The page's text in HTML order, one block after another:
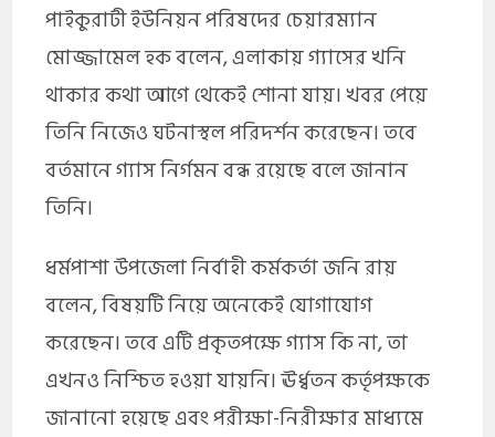
পাইকুরাটী ইউনিয়ন পরিষদের চেয়ারম্যান
মোজ্জামেল হক বলেন, এলাকায় গ্যাসের খনি
থাকার কথা আগে থেকেই শোনা যায়। খবর পেয়ে
তিনি নিজেও ঘটনাস্থল পরিদর্শন করেছেন। তবে
বর্তমানে গ্যাস নির্গমন বন্ধ রয়েছে বলে জানান
তিনি।
ধর্মপাশা উপজেলা নির্বাহী কর্মকর্তা জনি রায়
বলেন, বিষয়টি নিয়ে অনেকেই যোগাযোগ
করেছেন। তবে এটি প্রকৃতপক্ষে গ্যাস কি না, তা
এখনও নিশ্চিত হওয়া যায়নি। ঊর্ধ্বতন কর্তৃপক্ষকে
জানানো হয়েছে এবং পরীক্ষা-নিরীক্ষার মাধ্যমে